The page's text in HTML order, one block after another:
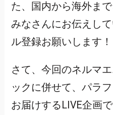
た、国内から海外ま
みなさんにお伝えし
ル登録お願いします！
さて、今回のネルマ
ックに併せて、パラフ
お届けするLIVE企画